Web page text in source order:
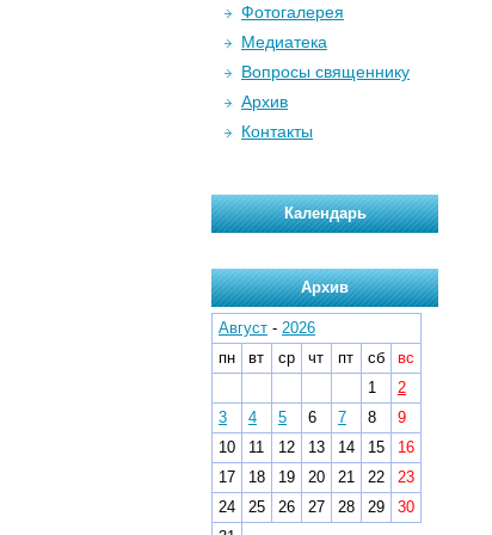
Фотогалерея
Медиатека
Вопросы священнику
Архив
Контакты
Календарь
Архив
Август - 2026
пн
вт ср чт пт сб
вс
1
2
3
4 5 6 7 8
9
10
11 12 13 14 15
16
17
18 19 20 21 22
23
24
25 26 27 28 29
30